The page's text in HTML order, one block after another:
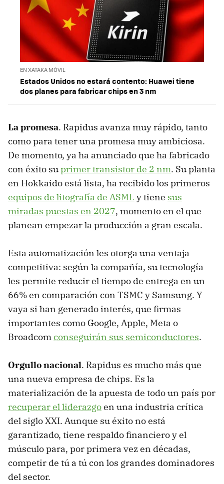
EN XATAKA MÓVIL
Estados Unidos no estará contento: Huawei tiene
dos planes para fabricar chips en 3 nm
La promesa. Rapidus avanza muy rápido, tanto
como para tener una promesa muy ambiciosa.
De momento, ya ha anunciado que ha fabricado
con éxito suprimer transistor de 2 nm. Su planta
en Hokkaido está lista, ha recibido los primeros
equipos de litografía de ASML y tiene sus
miradas puestas en 2027, momento en el que
planean empezar la producción a gran escala.
Esta automatización les otorga una ventaja
competitiva: según la compañía, su tecnología
les permite reducir el tiempo de entrega en un
66% en comparación con TSMC y Samsung. Y
vaya si han generado interés, que firmas
importantes como Google, Apple, Meta o
Broadcomconseguirán sus semiconductores.
Orgullo nacional. Rapidus es mucho más que
una nueva empresa de chips. Es la
materialización de la apuesta de todo un país por
recuperar el liderazgoen una industria crítica
del siglo XXI. Aunque su éxito no está
garantizado, tiene respaldo financiero y el
músculo para, por primera vez en décadas,
competir de tú a tú con los grandes dominadores
del sector.